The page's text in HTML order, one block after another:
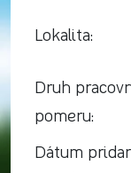
Lokalita:
Druh
pomeru:
Dátum